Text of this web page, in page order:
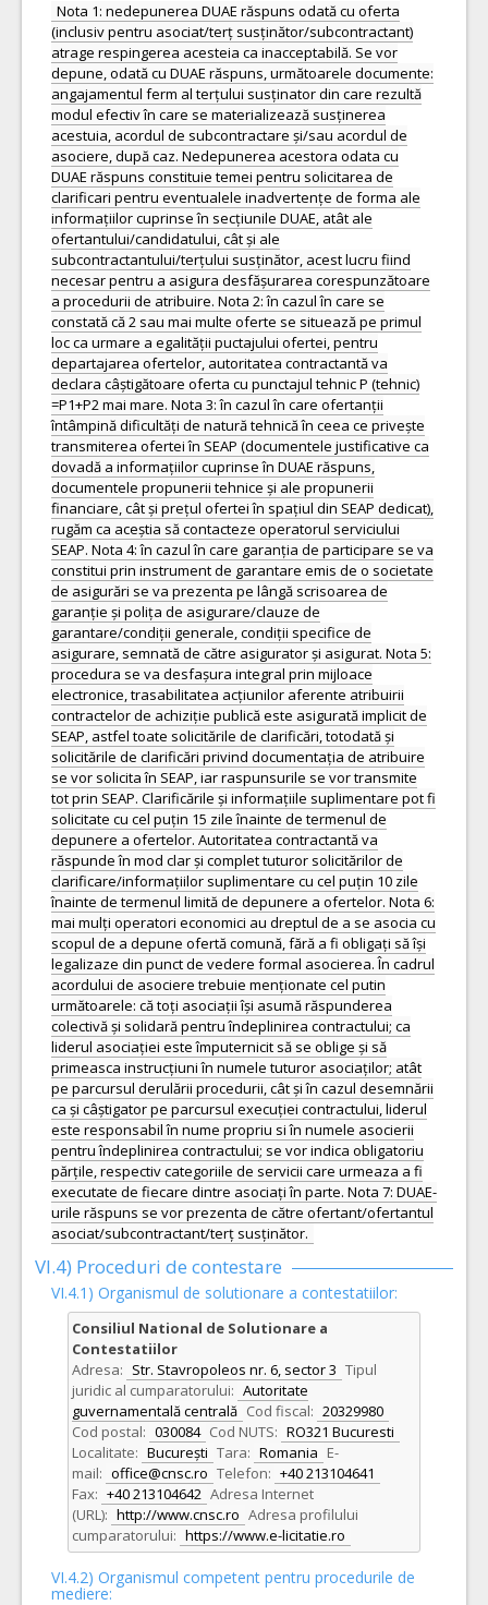
Nota 1: nedepunerea DUAE răspuns odată cu oferta
(inclusiv pentru asociat/terț susținător/subcontractant)
atrage respingerea acesteia ca inacceptabilă. Se vor
depune, odată cu DUAE răspuns, următoarele documente:
angajamentul ferm al terțului susținator din care rezultă
modul efectiv în care se materializează susținerea
acestuia, acordul de subcontractare și/sau acordul de
asociere, după caz. Nedepunerea acestora odata cu
DUAE răspuns constituie temei pentru solicitarea de
clarificari pentru eventualele inadvertențe de forma ale
informațiilor cuprinse în secțiunile DUAE, atât ale
ofertantului/candidatului, cât și ale
subcontractantului/terțului susținător, acest lucru fiind
necesar pentru a asigura desfășurarea corespunzătoare
a procedurii de atribuire. Nota 2: în cazul în care se
constată că 2 sau mai multe oferte se situează pe primul
loc ca urmare a egalității puctajului ofertei, pentru
departajarea ofertelor, autoritatea contractantă va
declara câștigătoare oferta cu punctajul tehnic P (tehnic)
=P1+P2 mai mare. Nota 3: în cazul în care ofertanții
întâmpină dificultăți de natură tehnică în ceea ce privește
transmiterea ofertei în SEAP (documentele justificative ca
dovadă a informațiilor cuprinse în DUAE răspuns,
documentele propunerii tehnice și ale propunerii
financiare, cât și prețul ofertei în spațiul din SEAP dedicat),
rugăm ca aceștia să contacteze operatorul serviciului
SEAP. Nota 4: în cazul în care garanția de participare se va
constitui prin instrument de garantare emis de o societate
de asigurări se va prezenta pe lângă scrisoarea de
garanție și polița de asigurare/clauze de
garantare/condiții generale, condiții specifice de
asigurare, semnată de către asigurator și asigurat. Nota 5:
procedura se va desfașura integral prin mijloace
electronice, trasabilitatea acțiunilor aferente atribuirii
contractelor de achiziție publică este asigurată implicit de
SEAP, astfel toate solicitările de clarificări, totodată și
solicitările de clarificări privind documentația de atribuire
se vor solicita în SEAP, iar raspunsurile se vor transmite
tot prin SEAP. Clarificările și informațiile suplimentare pot fi
solicitate cu cel puțin 15 zile înainte de termenul de
depunere a ofertelor. Autoritatea contractantă va
răspunde în mod clar și complet tuturor solicitărilor de
clarificare/informațiilor suplimentare cu cel puțin 10 zile
înainte de termenul limită de depunere a ofertelor. Nota 6:
mai mulți operatori economici au dreptul de a se asocia cu
scopul de a depune ofertă comună, fără a fi obligați să își
legalizaze din punct de vedere formal asocierea. În cadrul
acordului de asociere trebuie menționate cel putin
următoarele: că toți asociații își asumă răspunderea
colectivă și solidară pentru îndeplinirea contractului; ca
liderul asociației este împuternicit să se oblige și să
primeasca instrucțiuni în numele tuturor asociaților; atât
pe parcursul derulării procedurii, cât și în cazul desemnării
ca și câștigator pe parcursul execuției contractului, liderul
este responsabil în nume propriu si în numele asocierii
pentru îndeplinirea contractului; se vor indica obligatoriu
părțile, respectiv categoriile de servicii care urmeaza a fi
executate de fiecare dintre asociați în parte. Nota 7: DUAE-
urile răspuns se vor prezenta de către ofertant/ofertantul
asociat/subcontractant/terț susținător.
VI.4) Proceduri de contestare
VI.4.1) Organismul de solutionare a contestatiilor:
Consiliul National de Solutionare a
Contestatiilor
Adresa: Str. Stavropoleos nr. 6, sector 3 Tipul
juridic al cumparatorului: Autoritate
guvernamentală centrală Cod fiscal: 20329980
Cod postal: 030084 Cod NUTS: RO321 Bucuresti
Localitate: București Tara: Romania E-
mail: office@cnsc.ro Telefon: +40 213104641
Fax: +40 213104642 Adresa Internet
(URL): http://www.cnsc.ro Adresa profilului
cumparatorului: https://www.e-licitatie.ro
VI.4.2) Organismul competent pentru procedurile de
mediere: